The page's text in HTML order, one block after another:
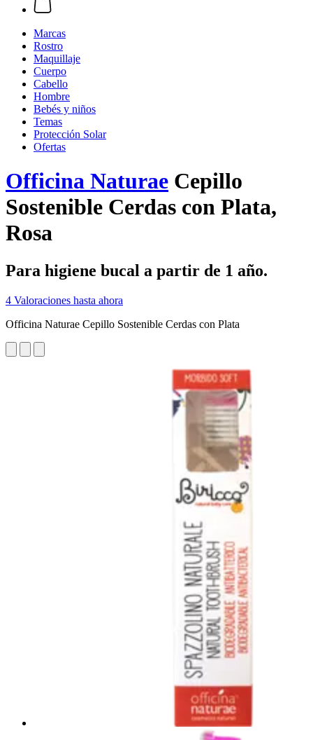
Marcas
Rostro
Maquillaje
Cuerpo
Cabello
Hombre
Bebés y niños
Temas
Protección Solar
Ofertas
Officina Naturae Cepillo
Sostenible Cerdas con Plata,
Rosa
Para higiene bucal a partir de 1 año.
4 Valoraciones hasta ahora
Officina Naturae Cepillo Sostenible Cerdas con Plata